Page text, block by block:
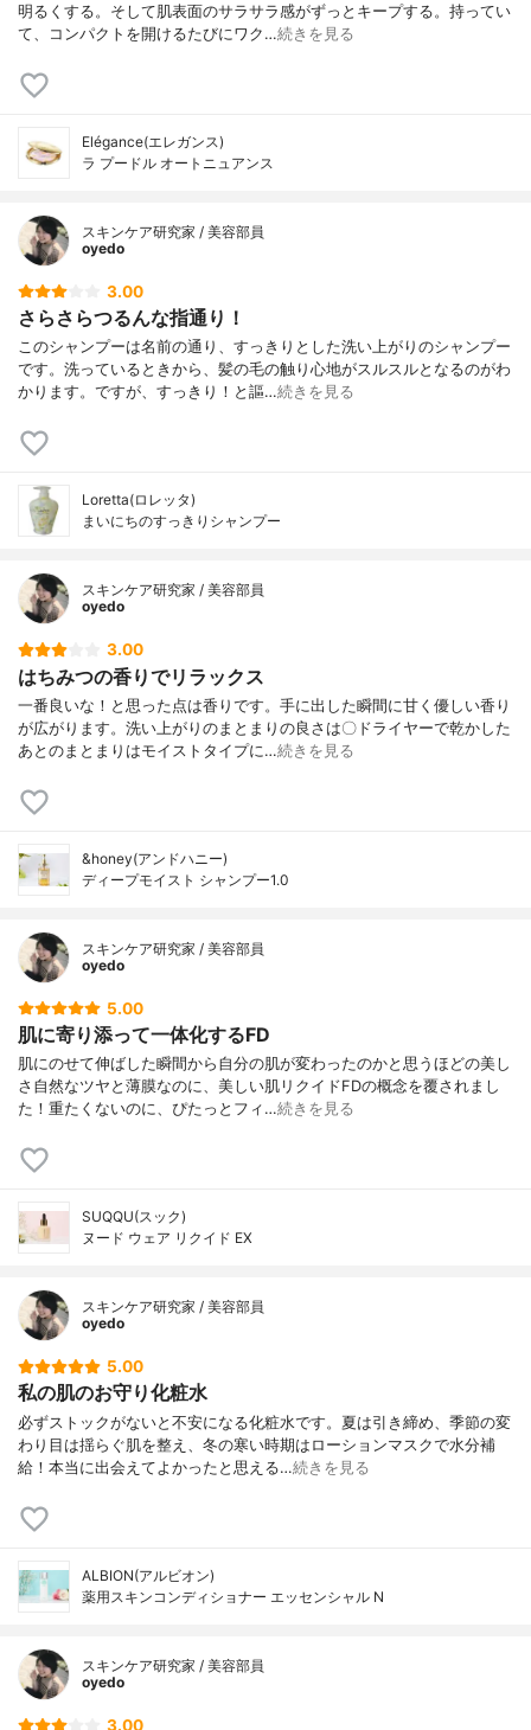
明るくする。そして肌表面のサラサラ感がずっとキープする。持ってい
て、コンパクトを開けるたびにワク…続きを見る
Elégance(エレガンス)
ラ プードル オートニュアンス
スキンケア研究家 / 美容部員
oyedo
3.00
さらさらつるんな指通り！
このシャンプーは名前の通り、すっきりとした洗い上がりのシャンプー
です。洗っているときから、髪の毛の触り心地がスルスルとなるのがわ
かります。ですが、すっきり！と謳…続きを見る
Loretta(ロレッタ)
まいにちのすっきりシャンプー
スキンケア研究家 / 美容部員
oyedo
3.00
はちみつの香りでリラックス
一番良いな！と思った点は香りです。手に出した瞬間に甘く優しい香り
が広がります。洗い上がりのまとまりの良さは〇ドライヤーで乾かした
あとのまとまりはモイストタイプに…続きを見る
&honey(アンドハニー)
ディープモイスト シャンプー1.0
スキンケア研究家 / 美容部員
oyedo
5.00
肌に寄り添って一体化するFD
肌にのせて伸ばした瞬間から自分の肌が変わったのかと思うほどの美し
さ自然なツヤと薄膜なのに、美しい肌リクイドFDの概念を覆されまし
た！重たくないのに、ぴたっとフィ…続きを見る
SUQQU(スック)
ヌード ウェア リクイド EX
スキンケア研究家 / 美容部員
oyedo
5.00
私の肌のお守り化粧水
必ずストックがないと不安になる化粧水です。夏は引き締め、季節の変
わり目は揺らぐ肌を整え、冬の寒い時期はローションマスクで水分補
給！本当に出会えてよかったと思える…続きを見る
ALBION(アルビオン)
薬用スキンコンディショナー エッセンシャル N
スキンケア研究家 / 美容部員
oyedo
3.00